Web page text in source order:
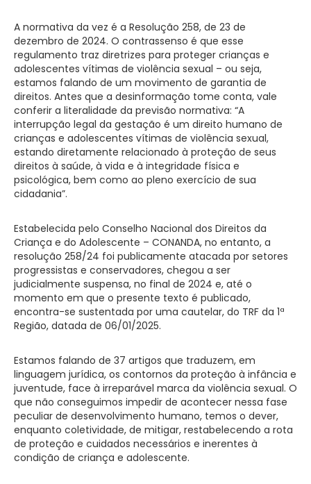
A normativa da vez é a Resolução 258, de 23 de
dezembro de 2024. O contrassenso é que esse
regulamento traz diretrizes para proteger crianças e
adolescentes vítimas de violência sexual – ou seja,
estamos falando de um movimento de garantia de
direitos. Antes que a desinformação tome conta, vale
conferir a literalidade da previsão normativa: “A
interrupção legal da gestação é um direito humano de
crianças e adolescentes vítimas de violência sexual,
estando diretamente relacionado à proteção de seus
direitos à saúde, à vida e à integridade física e
psicológica, bem como ao pleno exercício de sua
cidadania”.
Estabelecida pelo Conselho Nacional dos Direitos da
Criança e do Adolescente – CONANDA, no entanto, a
resolução 258/24 foi publicamente atacada por setores
progressistas e conservadores, chegou a ser
judicialmente suspensa, no final de 2024 e, até o
momento em que o presente texto é publicado,
encontra-se sustentada por uma cautelar, do TRF da 1ª
Região, datada de 06/01/2025.
Estamos falando de 37 artigos que traduzem, em
linguagem jurídica, os contornos da proteção à infância e
juventude, face à irreparável marca da violência sexual. O
que não conseguimos impedir de acontecer nessa fase
peculiar de desenvolvimento humano, temos o dever,
enquanto coletividade, de mitigar, restabelecendo a rota
de proteção e cuidados necessários e inerentes à
condição de criança e adolescente.